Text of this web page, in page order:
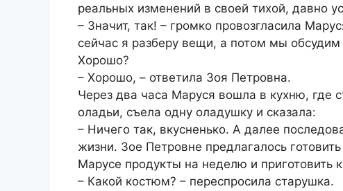
реальных изменений в своей тихой, давно
– Значит, так! – громко провозгласила
сейчас я разберу вещи, а потом мы
Хорошо?
– Хорошо, – ответила Зоя Петровна.
Через два часа Маруся вошла в кухню, где
оладьи, съела одну оладушку и сказала:
– Ничего так, вкусненько. А далее
жизни. Зое Петровне предлагалось
Марусе продукты на неделю и приготовить
– Какой костюм? – переспросила старушка.